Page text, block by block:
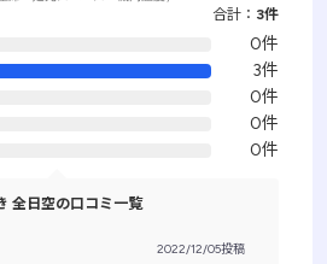
合計： 3件
0件
3件
0件
0件
0件
全日空の口コミ一覧
2022/12/05投稿